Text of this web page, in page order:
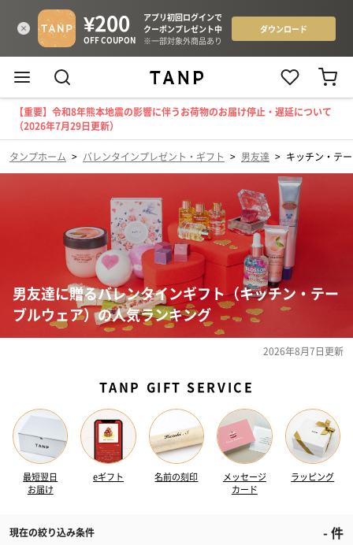
【重要】令和8年熊本地震の影響に伴うお荷物のお届け停止・遅延について
（2026年7月29日更新）
タンプホーム > バレンタインプレゼント・ギフト > 男友達 > キッチン・テ
男友達に贈るバレンタインギフト（キッチン・テー
ブルウェア）の人気ランキング
2026年8月7日更新
TANP GIFT SERVICE
最短翌日
お届け
eギフト 名前の刻印
メッセージ
カード
ラッピング
現在の絞り込み条件 -件